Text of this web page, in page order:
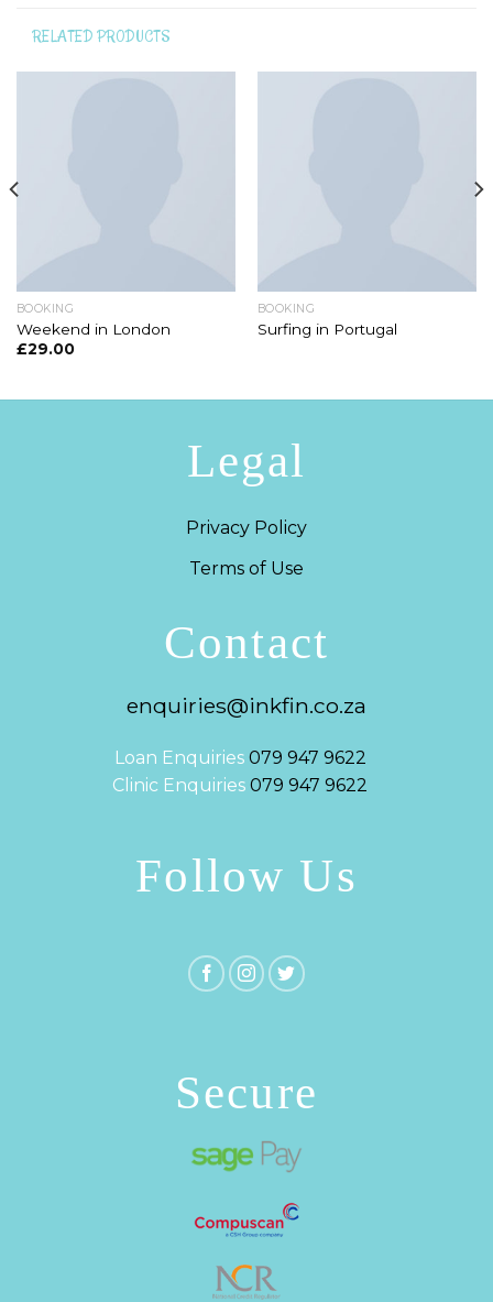
RELATED PRODUCTS
BOOKING
Weekend in London
£29.00
BOOKING
Surfing in Portugal
Legal
Privacy Policy
Terms of Use
Contact
enquiries@inkfin.co.za
Loan Enquiries 079 947 9622
Clinic Enquiries 079 947 9622
Follow Us
Secure